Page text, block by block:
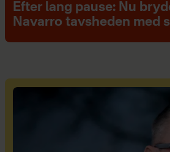
Efter lang pause: Nu
Navarro tavsheden med